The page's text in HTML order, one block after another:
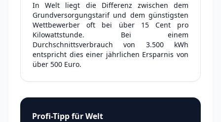
In Welt liegt die Differenz zwischen dem
Grundversorgungstarif und dem günstigsten
Wettbewerber oft bei über 15 Cent pro
Kilowattstunde. Bei einem
Durchschnittsverbrauch von 3.500 kWh
entspricht dies einer jährlichen Ersparnis von
über 500 Euro.
Profi-Tipp für Welt